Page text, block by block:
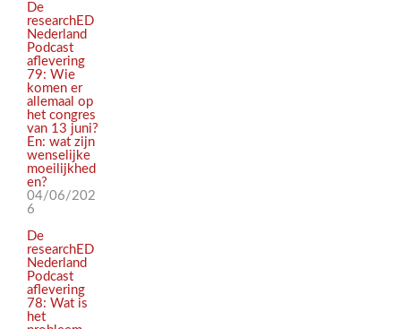
De
researchED
Nederland
Podcast
aflevering
79: Wie
komen er
allemaal op
het congres
van 13 juni?
En: wat zijn
wenselijke
moeilijkhed
en?
04/06/202
6
De
researchED
Nederland
Podcast
aflevering
78: Wat is
het